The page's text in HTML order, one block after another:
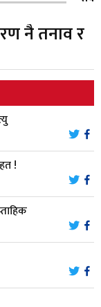
आफ्नै
बिरामीको
ब्रिज’ निर्माण
र आरोग्यको‘
नै तनाव र
!